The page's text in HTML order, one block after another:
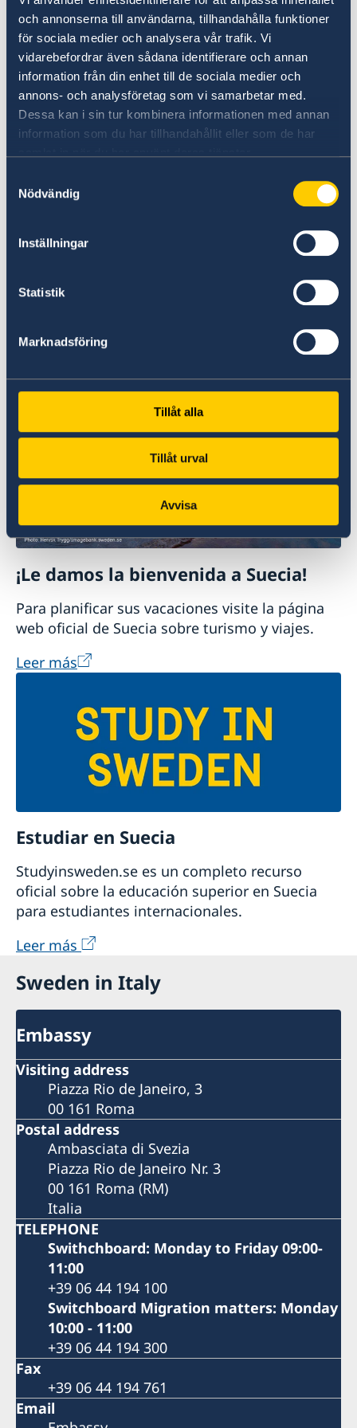
och annonserna till användarna, tillhandahålla funktioner
för sociala medier och analysera vår trafik. Vi
vidarebefordrar även sådana identifierare och annan
information från din enhet till de sociala medier och
annons- och analysföretag som vi samarbetar med.
Dessa kan i sin tur kombinera informationen med annan
information som du har tillhandahållit eller som de har
Nödvändig
Inställningar
Statistik
Marknadsföring
Tillåt alla
Tillåt urval
Avvisa
Leer más
irregularidades en relación con las actividades
del servicio exterior, puede denunciarlo al
Ministerio de Asuntos Exteriores de Suecia.
irregularidades (en inglés)
¡Le damos la bienvenida a Suecia!
Para planificar sus vacaciones visite la página
web oficial de Suecia sobre turismo y viajes.
Leer más
Estudiar en Suecia
Studyinsweden.se es un completo recurso
oficial sobre la educación superior en Suecia
para estudiantes internacionales.
Leer más
Sweden in Italy
Embassy
Visiting address
Piazza Rio de Janeiro, 3
00 161 Roma
Postal address
Ambasciata di Svezia
Piazza Rio de Janeiro Nr. 3
00 161 Roma (RM)
Italia
TELEPHONE
Swithchboard: Monday to Friday 09:00-
11:00
+39 06 44 194 100
Switchboard Migration matters: Monday
10:00 - 11:00
+39 06 44 194 300
Fax
+39 06 44 194 761
Email